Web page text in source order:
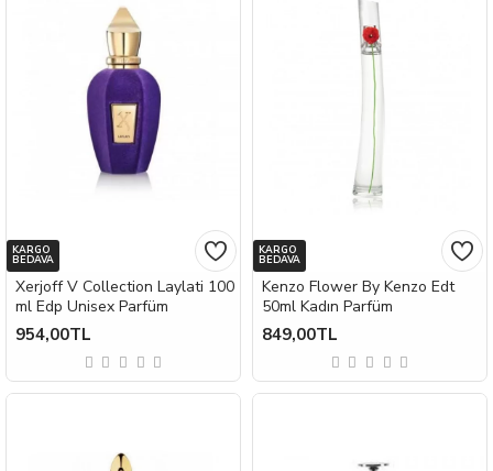
KARGO
BEDAVA
Xerjoff V Collection Laylati 100
ml Edp Unisex Parfüm
954,00TL
KARGO
BEDAVA
Kenzo Flower By Kenzo Edt
50ml Kadın Parfüm
849,00TL